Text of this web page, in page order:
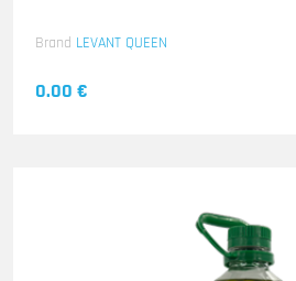
Brand LEVANT QUEEN
0.00 €